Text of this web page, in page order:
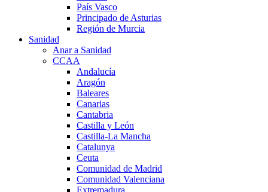
País Vasco
Principado de Asturias
Región de Murcia
Sanidad
Anar a Sanidad
CCAA
Andalucía
Aragón
Baleares
Canarias
Cantabria
Castilla y León
Castilla-La Mancha
Catalunya
Ceuta
Comunidad de Madrid
Comunidad Valenciana
Extremadura